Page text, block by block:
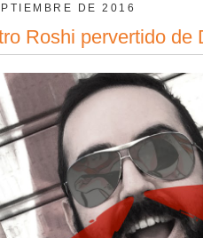
DE 2016
Roshi pervertido de